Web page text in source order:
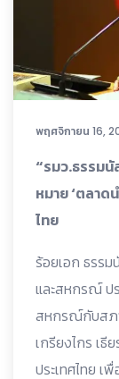
พฤศจิกายน 16,
“รมว.ธรรมนั
หมาย ‘ตลาด
ไทย
ร้อยเอก ธรร
และสหกรณ์ ปร
สหกรณ์กับสภา
เกรียงไกร เธี
ประเทศไทย